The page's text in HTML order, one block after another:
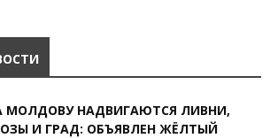
МОЛДОВУ НАДВИГАЮТСЯ ЛИВНИ,
И ГРАД: ОБЪЯВЛЕН ЖЁЛТЫЙ